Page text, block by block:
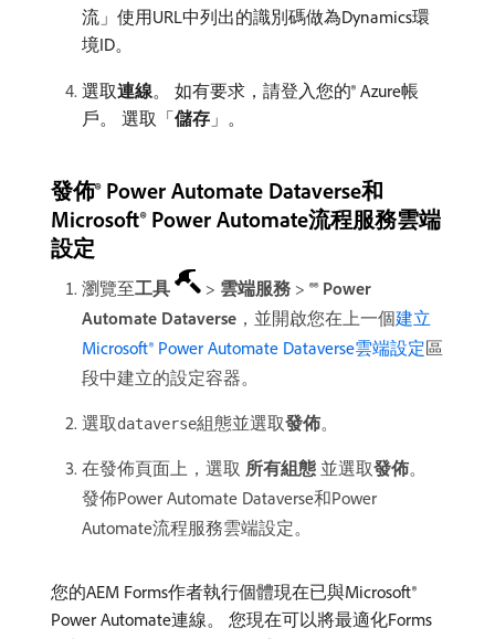
流」使用URL中列出的識別碼做為Dynamics環
境ID。
選取​連線。 如有要求，請登入您的® Azure帳
戶。 選取「儲存 」。
發佈® Power Automate Dataverse和
Microsoft® Power Automate流程服務雲端
設定
瀏覽至​工具 > 雲端服務 > ®® Power
Automate Dataverse ，並開啟您在上一個建立
Microsoft® Power Automate Dataverse雲端設定區
段中建立的設定容器。
選取dataverse組態並選取​發佈。
在發佈頁面上，選取​ 所有組態 ​並選取​發佈。
發佈Power Automate Dataverse和Power
Automate流程服務雲端設定。
您的AEM Forms作者執行個體現在已與Microsoft®
Power Automate連線。 您現在可以將最適化Forms